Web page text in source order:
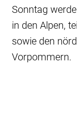
Sonntag
in den Alpen,
sowie den
Vorpommern.